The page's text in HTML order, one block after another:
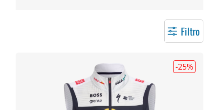
Filtro
-25%